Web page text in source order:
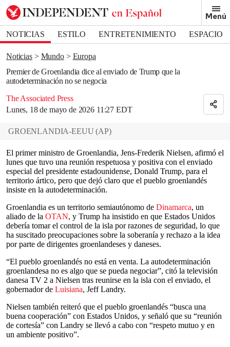
Menú
NOTICIAS ESTILO ENTRETENIMIENTO
ESPACIO
DEPORTES
Noticias Mundo
Europa
Premier de Groenlandia dice al enviado de Trump que la
autodeterminación no se negocia
The Associated Press
Lunes, 18 de mayo de 2026 11:27 EDT
Bookmark popover
Removed from bookmarks
Close popover
GROENLANDIA-EEUU (AP)
El primer ministro de Groenlandia, Jens-Frederik Nielsen, afirmó el
lunes que tuvo una reunión respetuosa y positiva con el enviado
especial del presidente estadounidense, Donald Trump, para el
territorio ártico, pero que dejó claro que el pueblo groenlandés
insiste en la autodeterminación.
Groenlandia es un territorio semiautónomo de Dinamarca, un
aliado de la OTAN, y Trump ha insistido en que Estados Unidos
debería tomar el control de la isla por razones de seguridad, lo que
ha suscitado preocupaciones sobre la soberanía y rechazo a la idea
por parte de dirigentes groenlandeses y daneses.
“El pueblo groenlandés no está en venta. La autodeterminación
groenlandesa no es algo que se pueda negociar”, citó la televisión
danesa TV 2 a Nielsen tras reunirse en la isla con el enviado, el
gobernador de Luisiana, Jeff Landry.
Nielsen también reiteró que el pueblo groenlandés “busca una
buena cooperación” con Estados Unidos, y señaló que su “reunión
de cortesía” con Landry se llevó a cabo con “respeto mutuo y en
un ambiente positivo”.